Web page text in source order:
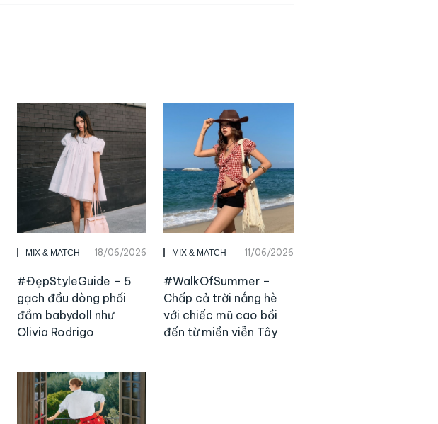
MIX & MATCH 18/06/2026
#ĐẹpStyleGuide – 5
gạch đầu dòng phối
đầm babydoll như
Olivia Rodrigo
MIX & MATCH 11/06/2026
#WalkOfSummer –
Chấp cả trời nắng hè
với chiếc mũ cao bồi
đến từ miền viễn Tây